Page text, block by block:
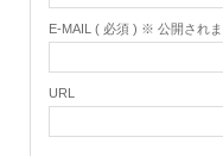
E-MAIL ( 必須 ) ※ 公開され
URL